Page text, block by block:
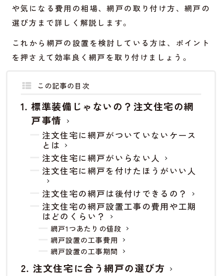
や気になる費用の相場、網戸の取り付け方、網戸の
選び方まで詳しく解説します。
これから網戸の設置を検討している方は、ポイント
を押さえて効率良く網戸を取り付けましょう。
この記事の目次
標準装備じゃないの？注文住宅の網
戸事情
注文住宅に網戸がついていないケース
とは
注文住宅に網戸がいらない人
注文住宅に網戸を付けたほうがいい人
注文住宅の網戸は後付けできるの？
注文住宅の網戸設置工事の費用や工期
はどのくらい？
網戸1つあたりの値段
網戸設置の工事費用
網戸設置の工事期間
注文住宅に合う網戸の選び方